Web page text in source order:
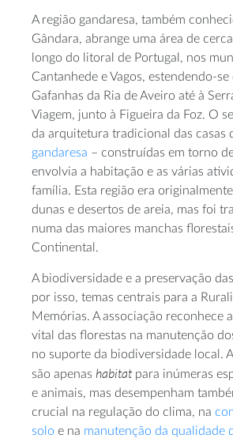
A região gandaresa, também
Gândara, abrange uma área de
longo do litoral de Portugal, nos
Cantanhede e Vagos, estendendo-se
Gafanhas da Ria de Aveiro até à
Viagem, junto à Figueira da Foz. O
da arquitetura tradicional das casas
gandaresa – construídas em torno
envolvia a habitação e as várias
família. Esta região era
dunas e desertos de areia, mas foi
numa das maiores manchas
Continental.
A biodiversidade e a preservação
por isso, temas centrais para a
Memórias. A associação reconhece
vital das florestas na manutenção
no suporte da biodiversidade local.
são apenas habitatpara inúmeras
e animais, mas desempenham
crucial na regulação do clima, na
solo e na manutenção da qualidade